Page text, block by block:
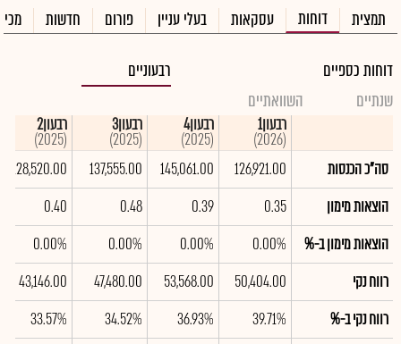
תמצית דוחות עסקאות בעלי עניין פורום חדשות
דוחות כספיים
רבעוניים
שנתיים
השוואתיים
רבעון1
(2026)
רבעון4
(2025)
רבעון3
(2025)
רבעון2
(2025)
סה"כ הכנסות
126,921.00
145,061.00
137,555.00
128,520.00
הוצאות מימון
0.35
0.39
0.48
0.40
הוצאות מימון ב-%
0.00%
0.00%
0.00%
0.00%
רווח נקי
50,404.00
53,568.00
47,480.00
43,146.00
רווח נקי ב-%
39.71%
36.93%
34.52%
33.57%